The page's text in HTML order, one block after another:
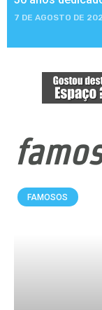
7 DE AGOSTO DE
FAMOSOS